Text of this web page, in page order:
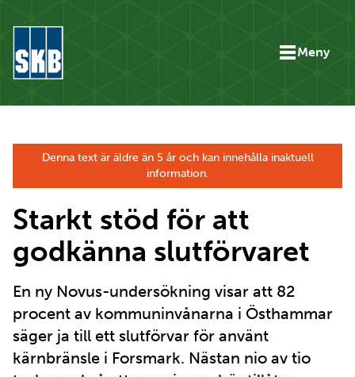
Meny
Denna text är äldre än 5 år och kan innehålla inaktuell
information.
Starkt stöd för att
godkänna slutförvaret
En ny Novus-undersökning visar att 82
procent av kommuninvånarna i Östhammar
säger ja till ett slutförvar för använt
kärnbränsle i Forsmark. Nästan nio av tio